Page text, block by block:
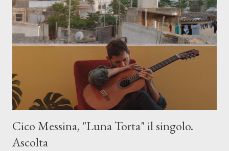
Cico Messina, "Luna Torta" il singolo.
Ascolta